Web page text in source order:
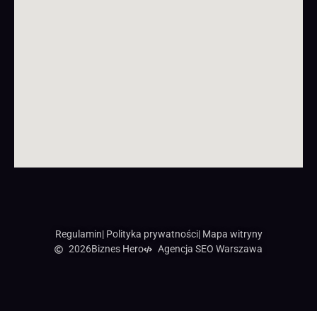
Regulamin| Polityka prywatności| Mapa witryny
2026Biznes Hero Agencja SEO Warszawa